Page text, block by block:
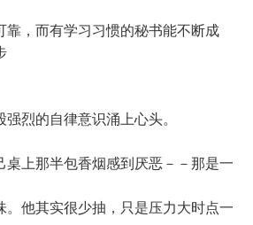
靠，而有学习习惯的秘书能不断成
烈的自律意识涌上心头。
上那半包香烟感到厌恶－－那是一
。他其实很少抽，只是压力大时点一